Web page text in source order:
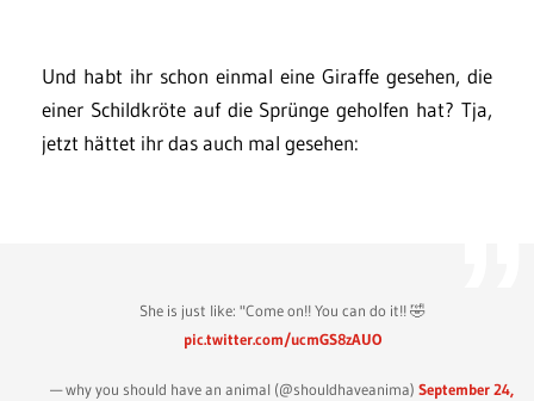
Und habt ihr schon einmal eine Giraffe gesehen, die
einer Schildkröte auf die Sprünge geholfen hat? Tja,
jetzt hättet ihr das auch mal gesehen:
She is just like: "Come on!! You can do it!! 🤣
pic.twitter.com/ucmGS8zAUO
— why you should have an animal (@shouldhaveanima)September 24,